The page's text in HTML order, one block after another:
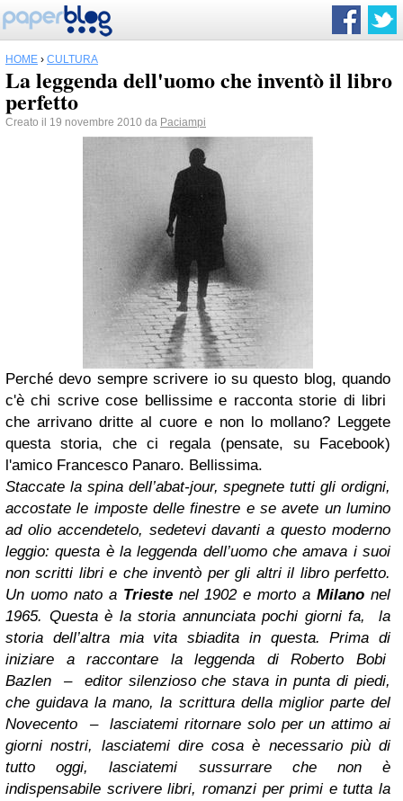
HOME › CULTURA
La leggenda dell'uomo che inventò il libro
perfetto
Creato il 19 novembre 2010 da Paciampi
Perché devo sempre scrivere io su questo blog, quando
c'è chi scrive cose bellissime e racconta storie di libri
che arrivano dritte al cuore e non lo mollano? Leggete
questa storia, che ci regala (pensate, su Facebook)
l'amico Francesco Panaro. Bellissima.
Staccate la spina dell’abat-jour, spegnete tutti gli ordigni,
accostate le imposte delle finestre e se avete un lumino
ad olio accendetelo, sedetevi davanti a questo moderno
leggio: questa è la leggenda dell’uomo che amava i suoi
non scritti libri e che inventò per gli altri il libro perfetto.
Un uomo nato a Triestenel 1902 e morto aMilano nel
1965. Questa è la storia annunciata pochi giorni fa, la
storia dell’altra mia vita sbiadita in questa. Prima di
iniziare a raccontare la leggenda di Roberto Bobi
Bazlen – editor silenzioso che stava in punta di piedi,
che guidava la mano, la scrittura della miglior parte del
Novecento – lasciatemi ritornare solo per un attimo ai
giorni nostri, lasciatemi dire cosa è necessario più di
tutto oggi, lasciatemi sussurrare che non è
indispensabile scrivere libri, romanzi per primi e tutta la